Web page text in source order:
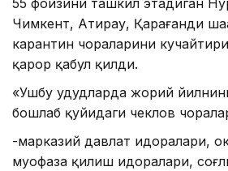
55 фоизини ташкил этадиган
Чимкент, Атирау, Қарағанди
карантин чораларини
қарор қабул қилди.
«Ушбу ҳудудларда жорий
бошлаб қуйидаги чеклов
-марказий давлат идоралари,
муҳофаза қилиш идоралари,